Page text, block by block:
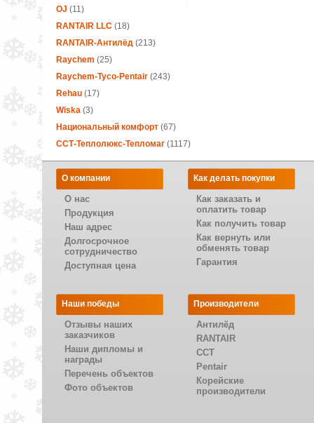
OJ (11)
RANTAIR LLC(18)
RANTAIR-Антилёд(213)
Raychem (25)
Raychem-Tyco-Pentair (243)
Rehau(17)
Wiska(3)
Национальный комфорт(67)
ССТ-Теплолюкс-Тепломаг(1117)
О компании
О нас
Продукция
Наш адрес
Долгосрочное
сотрудничество
Доступная цена
Как делать покупки
Как заказать и
оплатить товар
Как получить товар
Как вернуть или
обменять товар
Гарантия
Наши победы
Отзывы наших
заказчиков
Наши дипломы и
награды
Перечень объектов
Фото объектов
Производители
Антилёд
RANTAIR
CCT
Pentair
Корейские
производители